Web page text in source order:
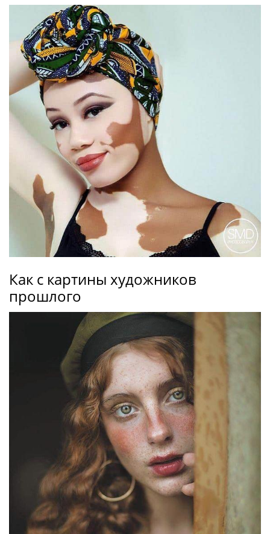
Как с картины художников
прошлого